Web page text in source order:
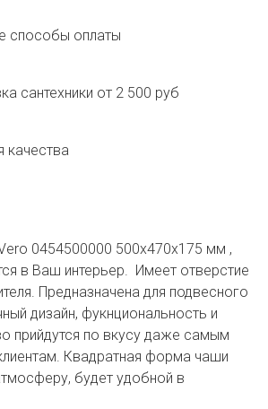
способы оплаты
сантехники от 2 500 руб
качества
0454500000 500x470x175 мм ,
в Ваш интерьер. Имеет отверстие
Предназначена для подвесного
дизайн, фукнциональность и
прийдутся по вкусу даже самым
Квадратная форма чаши
будет удобной в